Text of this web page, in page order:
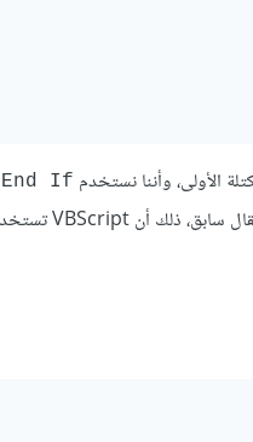
الأولى، وأننا نستخدم End If